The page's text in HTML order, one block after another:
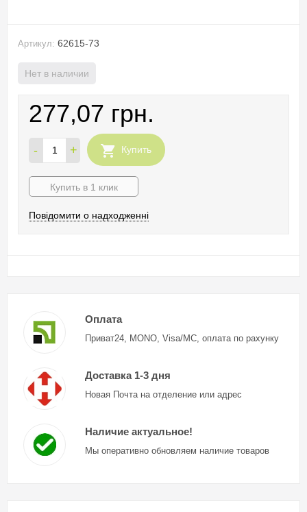
Артикул: 62615-73
Нет в наличии
277,07 грн.
- + Купить
Купить в 1 клик
Повідомити о надходженні
Оплата
Приват24, MONO, Visa/MC, оплата по рахунку
Доставка 1-3 дня
Новая Почта на отделение или адрес
Наличие актуальное!
Мы оперативно обновляем наличие товаров